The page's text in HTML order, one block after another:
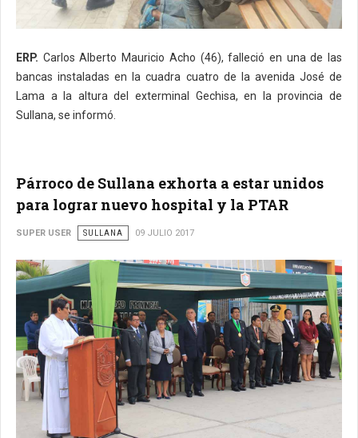
ERP. Carlos Alberto Mauricio Acho (46), falleció en una de las
bancas instaladas en la cuadra cuatro de la avenida José de
Lama a la altura del exterminal Gechisa, en la provincia de
Sullana, se informó.
Párroco de Sullana exhorta a estar unidos
para lograr nuevo hospital y la PTAR
SUPER USER SULLANA 09 JULIO 2017